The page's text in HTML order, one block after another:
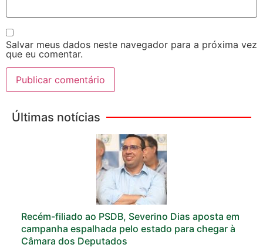
Salvar meus dados neste navegador para a próxima vez
que eu comentar.
Últimas notícias
Recém-filiado ao PSDB, Severino Dias aposta em
campanha espalhada pelo estado para chegar à
Câmara dos Deputados